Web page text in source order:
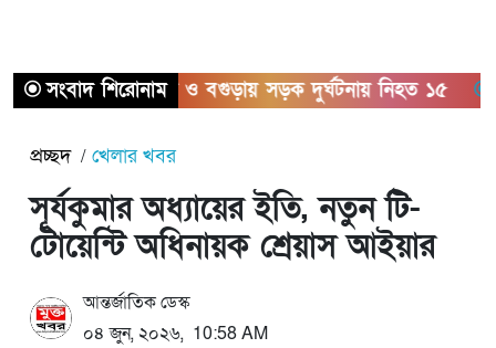
সংবাদ শিরোনাম
সিলেট ও বগুড়ায় সড়ক দুর্ঘটনায় নিহত ১৫
প্রচ্ছদ খেলার খবর
সূর্যকুমার অধ্যায়ের ইতি, নতুন টি-
টোয়েন্টি অধিনায়ক শ্রেয়াস আইয়ার
আন্তর্জাতিক ডেস্ক
০৪ জুন, ২০২৬, 10:58 AM